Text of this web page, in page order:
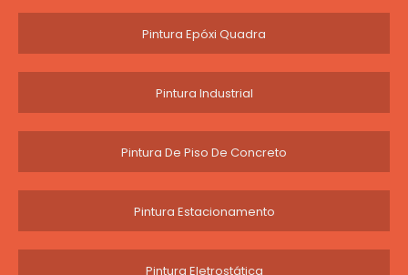
Pintura Epóxi Quadra
Pintura Industrial
Pintura De Piso De Concreto
Pintura Estacionamento
Pintura Eletrostática